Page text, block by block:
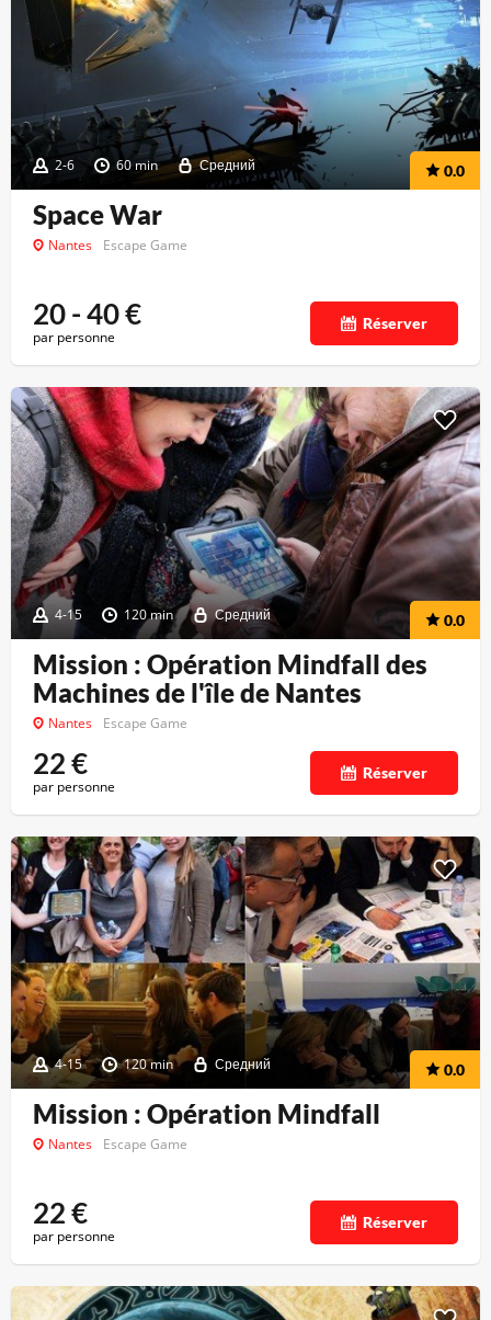
2-6 60 min Средний 0.0
Space War
Nantes Escape Game
20 - 40€
par personne
Réserver
4-15 120 min Средний 0.0
Mission : Opération Mindfall des
Machines de l'île de Nantes
Nantes Escape Game
22€
par personne
Réserver
4-15 120 min Средний 0.0
Mission : Opération Mindfall
Nantes Escape Game
22€
par personne
Réserver